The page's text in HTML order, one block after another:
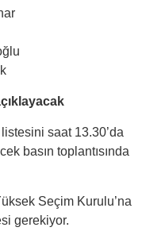
saat 13.30’da
basın toplantısında
Seçim Kurulu’na
gerekiyor.